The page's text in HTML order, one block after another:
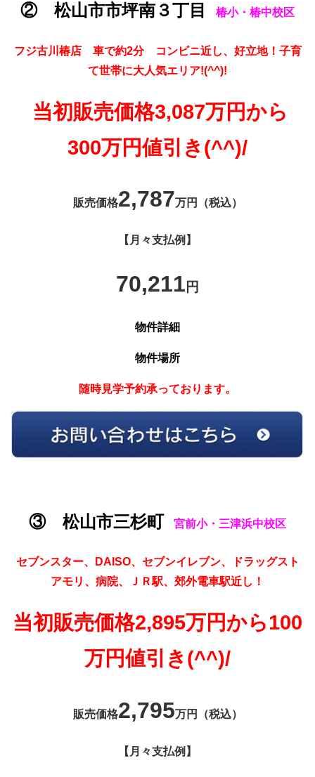
② 松山市市坪南３丁目 椿小・椿中校区
フジ古川椿店 車で約2分 コンビニ近し、好立地！子育
て世帯に大人気エリア!(^^)!
当初販売価格3,087万円から
300万円値引き(^^)/
販売価格2,787万円（税込）
【月々支払例】
70,211 円
物件詳細
物件場所
随時見学予約承っております。
③ 松山市三杉町 宮前小・三津浜中校区
セブンスター、DAISO、セブンイレブン、ドラッグスト
アモリ、病院、ＪＲ駅、郊外電車駅近し！
当初販売価格2,895万円から100
万円値引き(^^)/
販売価格2,795万円（税込）
【月々支払例 】